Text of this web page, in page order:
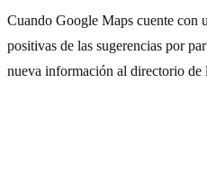
Cuando Google Maps cuente con
positivas de las sugerencias por
nueva información al directorio de